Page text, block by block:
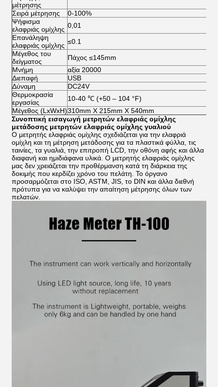
μέτρησης
Σειρά μέτρησης
0-100%
Ψήφισμα
ελαφριάς ομίχλης 0,01
Επανάληψη
ελαφριάς ομίχλης ≤0.1
Μέγεθος του
δείγματος
Πάχος ≤145mm
Μνήμη
αξία 20000
Διεπαφή
USB
Δύναμη
DC24V
Θερμοκρασία
εργασίας
10-40 ℃ (+50 – 104 °F)
Μέγεθος (LxWxH)310mm X 215mm X 540mm
Συνοπτική εισαγωγή μετρητών ελαφριάς ομίχλης
μετάδοσης μετρητών ελαφριάς ομίχλης γυαλιού
Ο μετρητής ελαφριάς ομίχλης σχεδιάζεται για την ελαφριά
ομίχλη και τη μέτρηση μετάδοσης για τα πλαστικά φύλλα, τις
ταινίες, τα γυαλιά, την επιτροπή LCD, την οθόνη αφής και άλλα
διαφανή και ημιδιάφανα υλικά. Ο μετρητής ελαφριάς ομίχλης
μας δεν χρειάζεται την προθέρμανση κατά τη διάρκεια της
δοκιμής που κερδίζει χρόνο του πελάτη. Το όργανο
προσαρμόζεται στο ISO, ASTM, JIS, το DIN και άλλα διεθνή
πρότυπα για να καλύψει την απαίτηση μέτρησης όλων των
πελατών.